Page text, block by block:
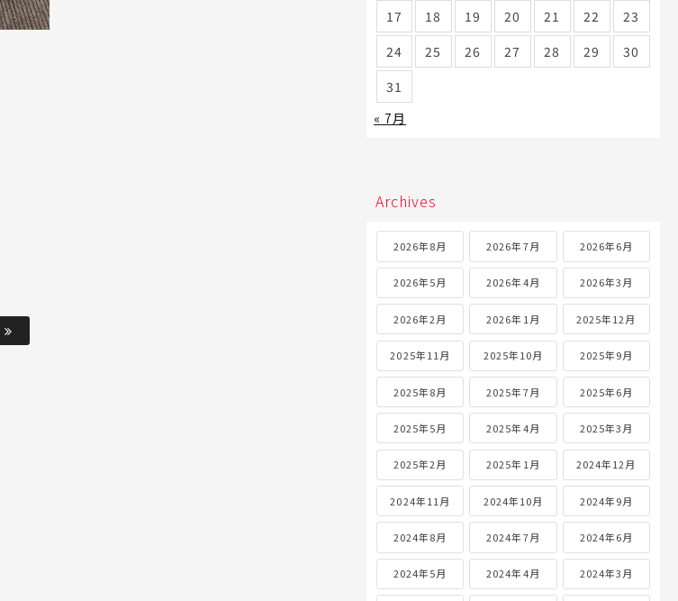
17
18 19 20 21 22
23
24
25 26 27 28 29
30
31
« 7月
Archives
2026年8月 2026年7月 2026年6月
2026年5月 2026年4月 2026年3月
2026年2月 2026年1月 2025年12月
2025年11月 2025年10月 2025年9月
2025年8月 2025年7月 2025年6月
2025年5月 2025年4月 2025年3月
2025年2月 2025年1月 2024年12月
2024年11月 2024年10月 2024年9月
2024年8月 2024年7月 2024年6月
2024年5月 2024年4月 2024年3月